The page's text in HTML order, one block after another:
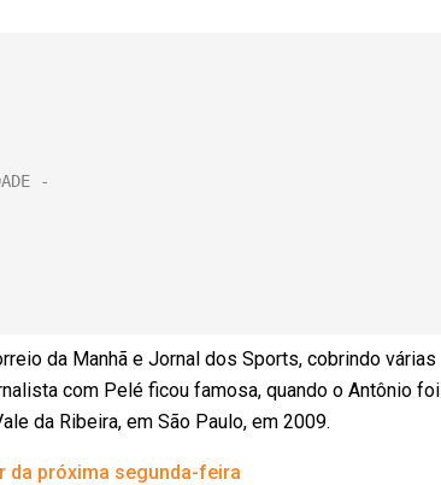
da Manhã e Jornal dos Sports, cobrindo várias
com Pelé ficou famosa, quando o Antônio foi
da Ribeira, em São Paulo, em 2009.
da próxima segunda-feira